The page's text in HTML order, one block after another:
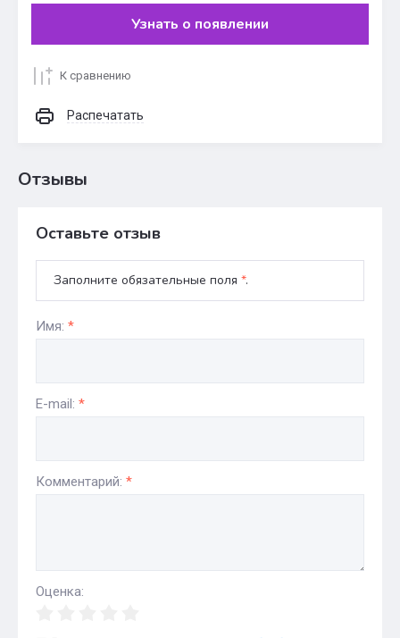
Узнать о появлении
К сравнению
Распечатать
Отзывы
Оставьте отзыв
Заполните обязательные поля *.
Имя: *
E-mail: *
Комментарий: *
Оценка: